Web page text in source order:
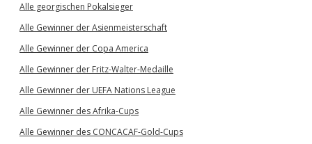
Alle georgischen Pokalsieger
Alle Gewinner der Asienmeisterschaft
Alle Gewinner der Copa America
Alle Gewinner der Fritz-Walter-Medaille
Alle Gewinner der UEFA Nations League
Alle Gewinner des Afrika-Cups
Alle Gewinner des CONCACAF-Gold-Cups